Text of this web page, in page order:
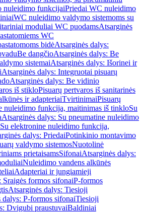
nuleidimo funkcijaiPriedai WC nuleidimo
WC nuleidimo valdymo sistemoms su
moduliai WC puodamsAtsarginės
WC
bidėAtsarginės dalys:
Be dangčioAtsarginės dalys: Be
sistemaiAtsarginės dalys: Išorinei ir
Atsarginės dalys: Integruotai pisuarų
Atsarginės dalys: Be vidinio
iš stikloPisuarų pertvaros iš sanitarinės
ir adapteriaiTvirtinimaiPisuarų
nuleidimo funkcija, maitinimas iš tinkloSu
Atsarginės dalys: Su pneumatine nuleidimo
elektronine nuleidimo funkcija,
dalys: PriedaiPotinkinio montavimo
valdymo sistemosNuotolinė
prietaisamsSifonaiAtsarginės dalys:
Nuleidimo vandens alkūnės
Adapteriai ir jungiamieji
Sraigės formos sifonaiP-formos
Atsarginės dalys: Tiesioji
dalys: P-formos sifonaiTiesioji
Dvigubi praustuvaiBaldiniai